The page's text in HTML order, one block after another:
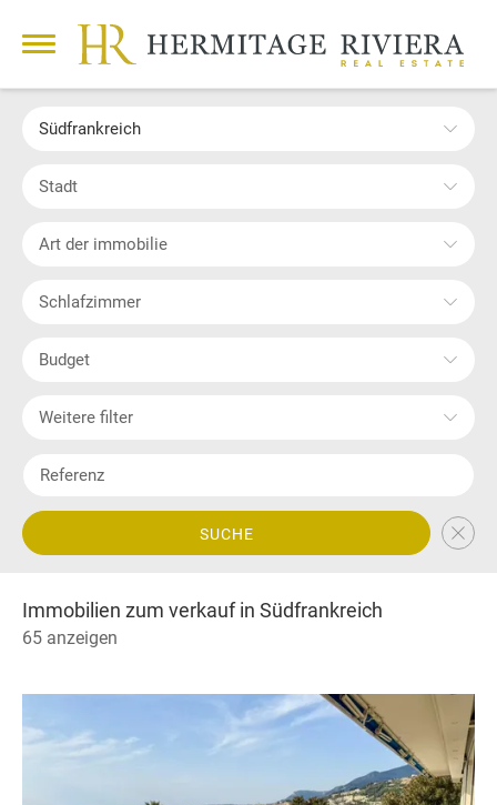
Südfrankreich
Stadt
Art der immobilie
Schlafzimmer
Budget
Weitere filter
SUCHE
Immobilien zum verkauf in Südfrankreich
65 anzeigen